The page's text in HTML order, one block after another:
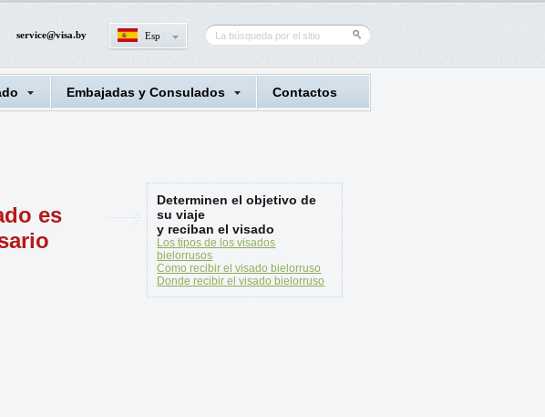
service@visa.by Esp
Embajadas y Consulados Contactos
es
Determinen el objetivo de
su viaje
y reciban el visado
Los tipos de los visados
bielorrusos
Como recibir el visado bielorruso
Donde recibir el visado bielorruso